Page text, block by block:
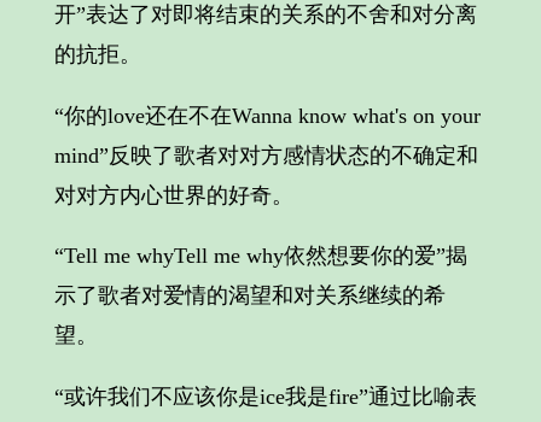
开”表达了对即将结束的关系的不舍和对分离
的抗拒。
“你的love还在不在Wanna know what's on your
mind”反映了歌者对对方感情状态的不确定和
对对方内心世界的好奇。
“Tell me whyTell me why依然想要你的爱”揭
示了歌者对爱情的渴望和对关系继续的希
望。
“或许我们不应该你是ice我是fire”通过比喻表